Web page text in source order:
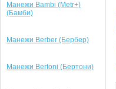
Манежи Bambi (Metr+)
(Бамби)
Манежи Berber (Бербер)
Манежи Bertoni (Бертони)